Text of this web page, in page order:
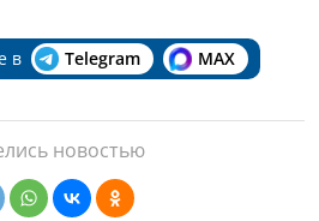
в Telegram MAX
новостью